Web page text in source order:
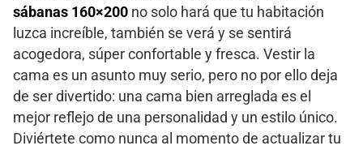
sábanas 160×200 no solo hará que tu habitación
luzca increíble, también se verá y se sentirá
acogedora, súper confortable y fresca. Vestir la
cama es un asunto muy serio, pero no por ello deja
de ser divertido: una cama bien arreglada es el
mejor reflejo de una personalidad y un estilo único.
Diviértete como nunca al momento de actualizar tu